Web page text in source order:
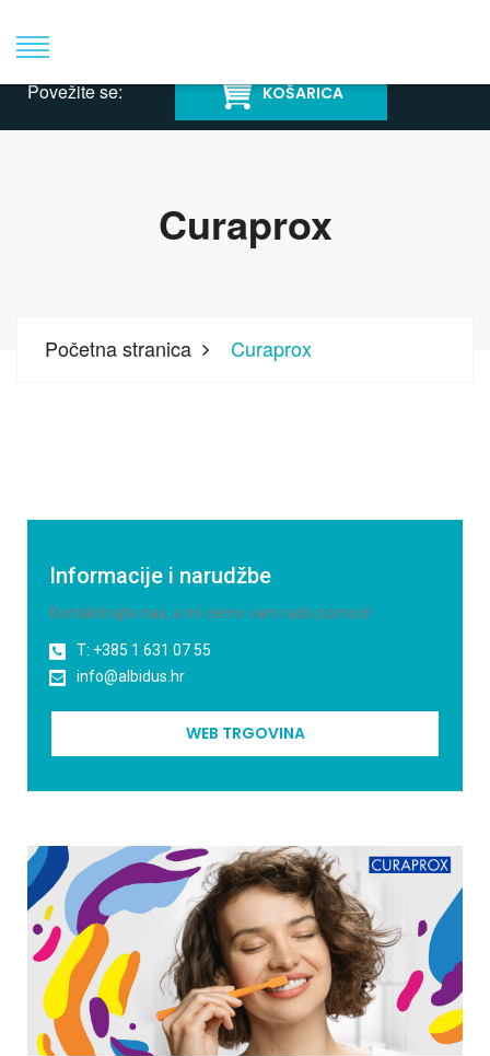
Povežite se: KOŠARICA
Curaprox
Početna stranica Curaprox
Informacije i narudžbe
Kontaktirajte nas, a mi ćemo vam rado pomoći!
T: +385 1 631 07 55
info@albidus.hr
WEB TRGOVINA